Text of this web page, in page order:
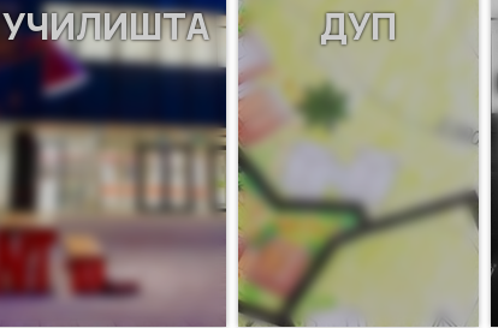
УЧИЛИШТА ДУП